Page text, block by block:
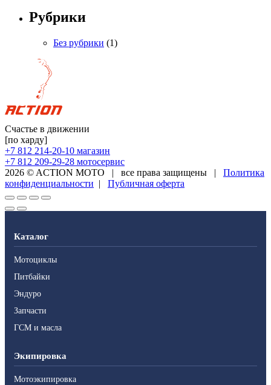
Рубрики
Без рубрики (1)
Счастье в движении
[по харду]
+7 812 214-20-10 магазин
+7 812 209-29-28 мотосервис
2026 © ACTION MOTO | все права защищены |
Политика
конфиденциальности | Публичная оферта
Каталог
Мотоциклы
Питбайки
Эндуро
Запчасти
ГСМ и масла
Экипировка
Мотоэкипировка